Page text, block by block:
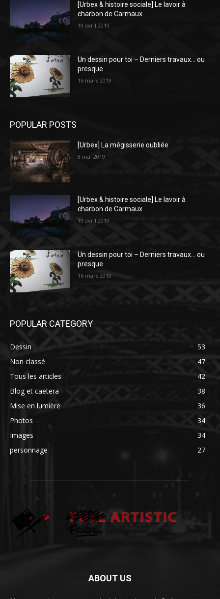
[Urbex & histoire sociale] Le lavoir à
charbon de Carmaux
19 avril 2019
Un dessin pour toi – Derniers travaux… ou
presque
16 mars 2019
POPULAR POSTS
[Urbex] La mégisserie oubliée
8 mai 2019
[Urbex & histoire sociale] Le lavoir à
charbon de Carmaux
19 avril 2019
Un dessin pour toi – Derniers travaux… ou
presque
16 mars 2019
POPULAR CATEGORY
Dessin
53
Non classé
47
Tous les articles
42
Blog et caetera
38
Mise en lumière
36
Photos
34
Images
34
personnage
27
ABOUT US